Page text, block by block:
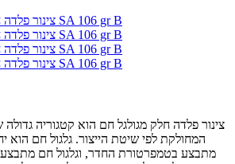
צינור פלדה חלק מגולגל חם הוא קטגוריה
המחולקת לפי שיטת הייצור. גלגול חם הוא
מתבצע בטמפרטורת החדר, וגלגול חם